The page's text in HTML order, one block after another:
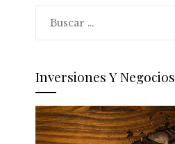
Inversiones Y Negocios